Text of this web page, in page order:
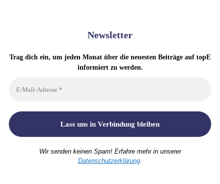
Newsletter
Trag dich ein, um jeden Monat über die neuesten Beiträge auf topE
informiert zu werden.
Wir senden keinen Spam! Erfahre mehr in unserer
Datenschutzerklärung